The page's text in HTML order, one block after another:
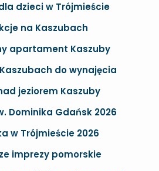
dzieci w Trójmieście
na Kaszubach
apartament Kaszuby
do wynajęcia
jeziorem Kaszuby
Dominika Gdańsk 2026
w Trójmieście 2026
imprezy pomorskie